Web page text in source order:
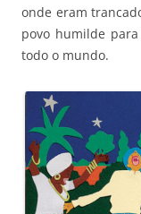
onde eram
povo humilde
todo o mundo.